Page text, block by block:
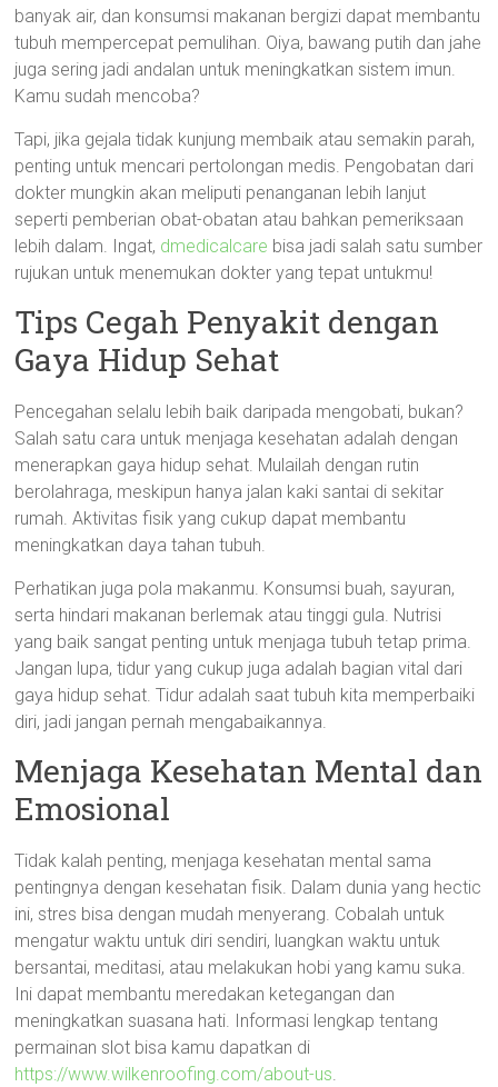
banyak air, dan konsumsi makanan bergizi dapat membantu
tubuh mempercepat pemulihan. Oiya, bawang putih dan jahe
juga sering jadi andalan untuk meningkatkan sistem imun.
Kamu sudah mencoba?
Tapi, jika gejala tidak kunjung membaik atau semakin parah,
penting untuk mencari pertolongan medis. Pengobatan dari
dokter mungkin akan meliputi penanganan lebih lanjut
seperti pemberian obat-obatan atau bahkan pemeriksaan
lebih dalam. Ingat, dmedicalcare bisa jadi salah satu sumber
rujukan untuk menemukan dokter yang tepat untukmu!
Tips Cegah Penyakit dengan
Gaya Hidup Sehat
Pencegahan selalu lebih baik daripada mengobati, bukan?
Salah satu cara untuk menjaga kesehatan adalah dengan
menerapkan gaya hidup sehat. Mulailah dengan rutin
berolahraga, meskipun hanya jalan kaki santai di sekitar
rumah. Aktivitas fisik yang cukup dapat membantu
meningkatkan daya tahan tubuh.
Perhatikan juga pola makanmu. Konsumsi buah, sayuran,
serta hindari makanan berlemak atau tinggi gula. Nutrisi
yang baik sangat penting untuk menjaga tubuh tetap prima.
Jangan lupa, tidur yang cukup juga adalah bagian vital dari
gaya hidup sehat. Tidur adalah saat tubuh kita memperbaiki
diri, jadi jangan pernah mengabaikannya.
Menjaga Kesehatan Mental dan
Emosional
Tidak kalah penting, menjaga kesehatan mental sama
pentingnya dengan kesehatan fisik. Dalam dunia yang hectic
ini, stres bisa dengan mudah menyerang. Cobalah untuk
mengatur waktu untuk diri sendiri, luangkan waktu untuk
bersantai, meditasi, atau melakukan hobi yang kamu suka.
Ini dapat membantu meredakan ketegangan dan
meningkatkan suasana hati. Informasi lengkap tentang
permainan slot bisa kamu dapatkan di
https://www.wilkenroofing.com/about-us.